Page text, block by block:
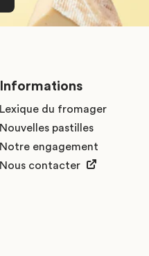
Informations
Lexique du fromager
Nouvelles pastilles
Notre engagement
Nous contacter